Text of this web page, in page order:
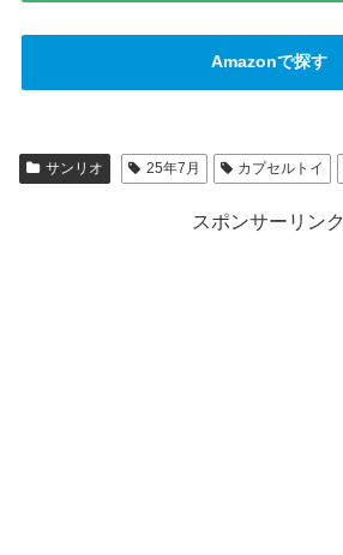
Amazonで探す
サンリオ 25年7月 カプセルトイ
スポンサーリンク